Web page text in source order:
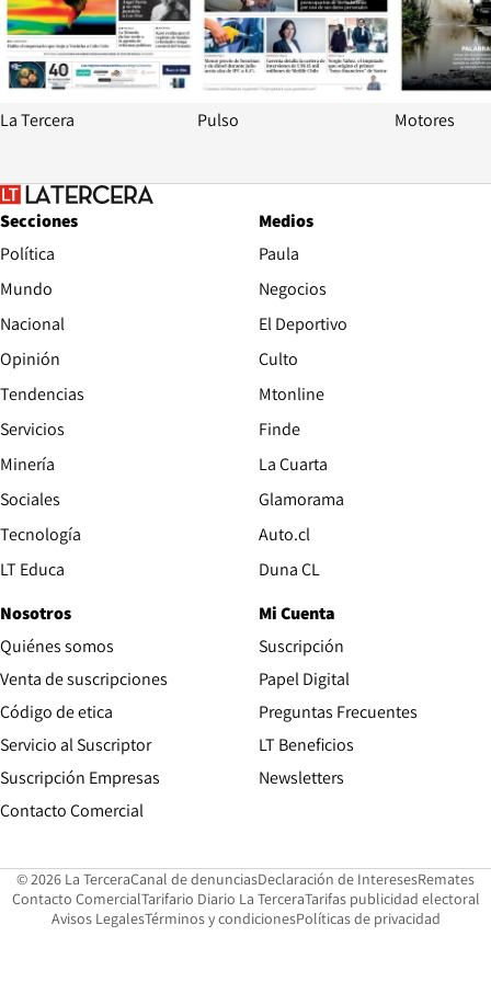
La Tercera Pulso Motores
Secciones
Política
Mundo
Nacional
Opinión
Tendencias
Servicios
Minería
Sociales
Tecnología
LT Educa
Medios
Paula
Negocios
El Deportivo
Culto
Mtonline
Finde
La Cuarta
Glamorama
Auto.clOpens in new window
Duna CLOpens in new window
Nosotros
Quiénes somos
Venta de suscripciones
Código de etica Opens in new window
Servicio al Suscriptor
Suscripción Empresas
Contacto ComercialOpens in new window
Mi Cuenta
Suscripción
Papel DigitalOpens in new
Preguntas Frecuentes
LT Beneficios
Newsletters
© 2026 La TerceraCanal de denunciasOpens in new window
Declaración de InteresesOpens in
Remates
Contacto ComercialOpens in new window
Tarifario Diario La TerceraOpens in new window
Tarifas publicidad electoral
Avisos LegalesOpens in new window
Términos y condicionesPolíticas de privacidad